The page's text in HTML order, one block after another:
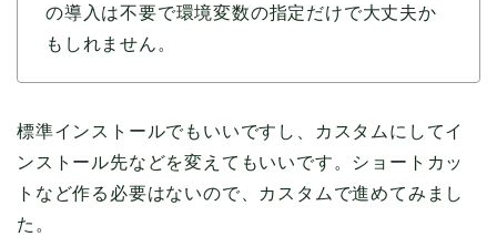
の導入は不要で環境変数の指定だけで大丈夫か
もしれません。
標準インストールでもいいですし、カスタムにしてイ
ンストール先などを変えてもいいです。ショートカッ
トなど作る必要はないので、カスタムで進めてみまし
た。